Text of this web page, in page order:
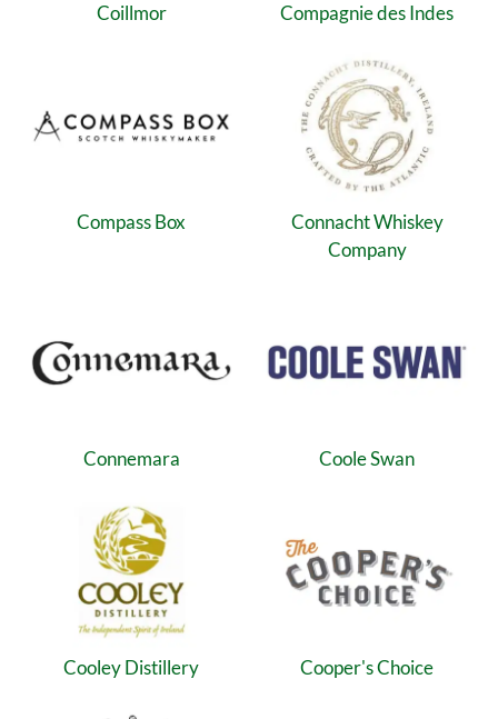
Coillmor Compagnie des Indes
Compass Box
Connacht Whiskey
Company
Connemara Coole Swan
Cooley Distillery Cooper's Choice